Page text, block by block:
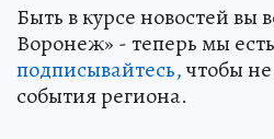
Быть в курсе новостей вы
Воронеж» - теперь мы есть
подписывайтесь,чтобы
события региона.